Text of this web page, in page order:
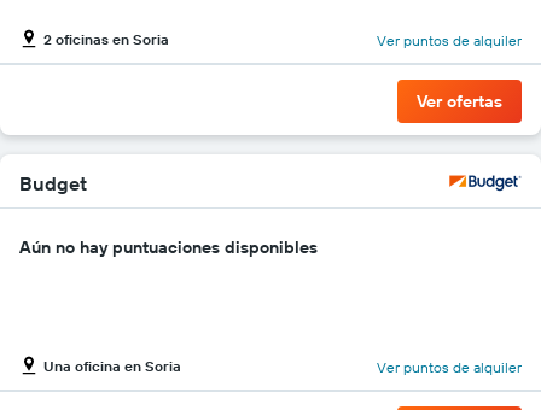
2 oficinas en Soria Ver puntos de alquiler
Ver ofertas
Budget
Aún no hay puntuaciones disponibles
Una oficina en Soria Ver puntos de alquiler